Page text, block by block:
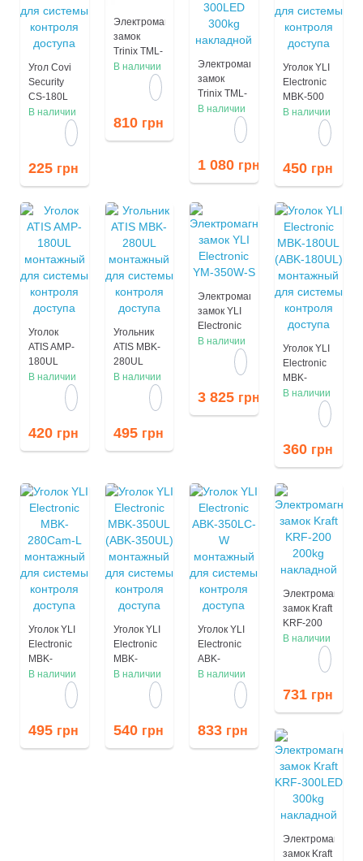
Угол Covi
Security
CS-180L
монтажный
системы
доступа
В наличии
225 грн
Электромагнитный
замок
Trinix TML-
200 200kg
накладной
В наличии
810 грн
Электромагнитный
замок
Trinix TML-
300LED
накладной
В наличии
1 080 грн
Уголок YLI
Electronic
MBK-500
монтажный
системы
доступа
В наличии
450 грн
Уголок
ATIS AMP-
180UL
монтажный
системы
доступа
В наличии
420 грн
Угольник
ATIS MBK-
280UL
монтажный
системы
доступа
В наличии
495 грн
Электромагнитный
замок YLI
Electronic
YM-350W-
В наличии
3 825 грн
Уголок YLI
Electronic
MBK-
180UL
для
системы
доступа
В наличии
360 грн
Уголок YLI
Electronic
MBK-
280Cam-L
монтажный
контроля
доступа
В наличии
495 грн
Уголок YLI
Electronic
MBK-
350UL
для
системы
В наличии
540 грн
Уголок YLI
Electronic
ABK-
350LC-W
монтажный
контроля
доступа
В наличии
833 грн
замок Kraft
KRF-200
200kg
накладной
В наличии
731 грн
замок Kraft